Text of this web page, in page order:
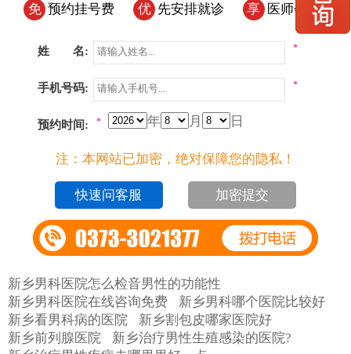
免 预约挂号费 优 先安排就诊 享 医师会诊
姓 名: *
手机号码: *
预约时间: 年 月 日
*
注：本网站已加密，绝对保障您的隐私！
加密提交
新乡男科医院怎么检音男性的功能性
新乡男科医院在线咨询免费
新乡男科哪个医院比较好
新乡看男科病的医院
新乡割包皮哪家医院好
新乡前列腺医院
新乡治疗男性生殖感染的医院?